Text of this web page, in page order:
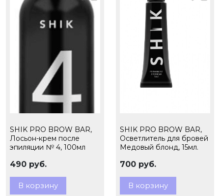
SHIK PRO BROW BAR,
Лосьон-крем после
эпиляции № 4, 100мл
490 руб.
В корзину
SHIK PRO BROW BAR,
Осветлитель для бровей
Медовый блонд, 15мл.
700 руб.
В корзину